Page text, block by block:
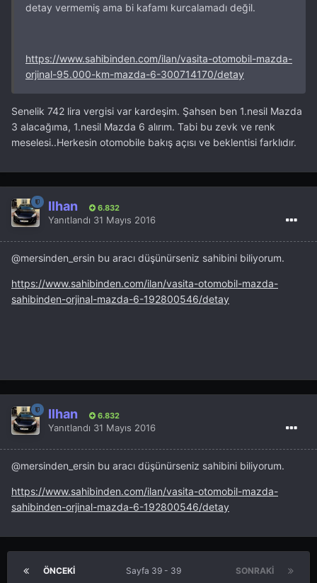
detay vermemiş ama bi kafamı kurcalamadı değil.
https://www.sahibinden.com/ilan/vasita-otomobil-mazda-
orjinal-95.000-km-mazda-6-300714170/detay
Senelik 742 lira vergisi var kardeşim. Şahsen ben 1.nesil Mazda
3 alacağıma, 1.nesil Mazda 6 alırım. Tabi bu zevk ve renk
meselesi..Herkesin otomobile bakış açısı ve beklentisi farklıdır.
İlhan 6.832
Yanıtlandı 31 Mayıs 2016
@mersinden_ersin bu aracı düşünürseniz sahibini biliyorum.
https://www.sahibinden.com/ilan/vasita-otomobil-mazda-
sahibinden-orjinal-mazda-6-192800546/detay
İlhan 6.832
Yanıtlandı 31 Mayıs 2016
@mersinden_ersin bu aracı düşünürseniz sahibini biliyorum.
https://www.sahibinden.com/ilan/vasita-otomobil-mazda-
sahibinden-orjinal-mazda-6-192800546/detay
ÖNCEKI SONRAKI
Sayfa 39 - 39